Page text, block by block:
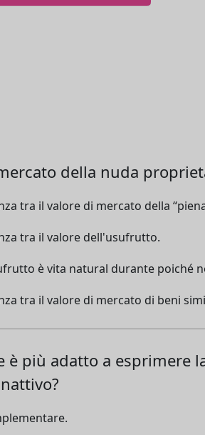
della nuda
tra il valore di mercato della
tra il valore dell'usufrutto.
è vita natural durante poiché
tra il valore di mercato di beni
è più adatto a